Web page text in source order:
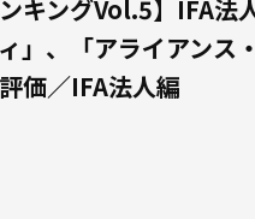
キングVol.5】IFA法
」、「アライアン
価／IFA法人編